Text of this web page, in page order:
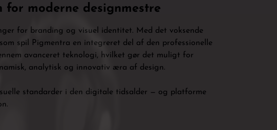
for moderne designmestre
for branding og visuel identitet. Med det voksende
spil Pigmentra en integreret del af den professionelle
avanceret teknologi, hvilket gør det muligt for
analytisk og innovativ æra af design.
standarder i den digitale tidsalder — og platforme